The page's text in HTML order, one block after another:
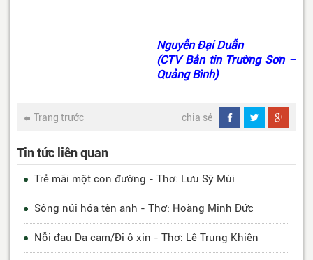
Nguyễn Đại Duẫn
(CTV Bản tin Trường Sơn –
Quảng Bình)
Trang trước chia sẻ
Tin tức liên quan
Trẻ mãi một con đường - Thơ: Lưu Sỹ Mùi
Sông núi hóa tên anh - Thơ: Hoàng Minh Đức
Nỗi đau Da cam/Đi ô xin - Thơ: Lê Trung Khiên